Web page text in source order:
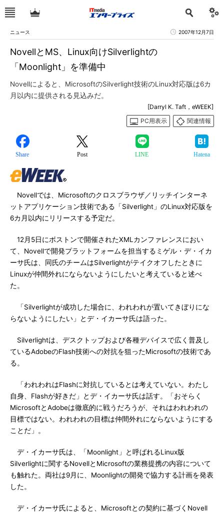
ニュース 2007年12月7日
NovellとMS、Linux向けSilverlightの
「Moonlight」を準備中
Novellによると、MicrosoftのSilverlight技術のLinux対応版は6カ
月以内に提供される見込みだ。
[Darryl K. Taft，eWEEK]
PC用表示
関連情報
Share Post LINE Hatena
Novellでは、Microsoftのクロスブラウザ／リッチインターネ
ットアプリケーション技術である「Silverlight」のLinux対応版を
6カ月以内にリリースする予定だ。
12月5日にボストンで開催されたXMLカンファレンスにおい
て、Novellで開発プラットフォームを担当するミゲル・デ・イカ
ーサ氏は、同氏のチームはSilverlightがテイクオフしたときに
Linuxが仲間外れにならないようにしたいと考えていると述べ
た。
「Silverlightが成功した場合に、われわれが置いてきぼりにな
らないようにしたい」とデ・イカーサ氏は語った。
Silverlightは、デスクトップおよび各種デバイスで広く普及し
ているAdobeのFlash技術への対抗を狙ったMicrosoftの技術であ
る。
「われわれはFlashに対抗しているとは考えていない。わたし
自身、Flashが好きだ」とデ・イカーサ氏は話す。「おそらく
MicrosoftとAdobeは徹底的に戦うだろうが、それはわれわれの
目標ではない。われわれの目標は仲間外れにならないようにする
ことだ」。
デ・イカーサ氏は、「Moonlight」と呼ばれるLinux版
Silverlightに関するNovellとMicrosoftの業務提携の内容について
も触れた。両社は9月に、Moonlightの開発で協力する計画を発表
した。
デ・イカーサ氏によると、Microsoftとの契約に基づくNovell